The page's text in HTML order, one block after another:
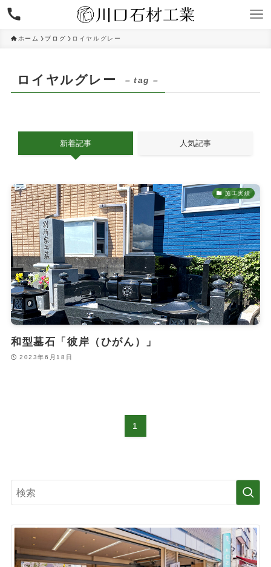
ホーム ブログ ロイヤルグレー
ロイヤルグレー – tag –
新着記事 人気記事
施工実績
和型墓石「彼岸（ひがん）」
2023年6月18日
1